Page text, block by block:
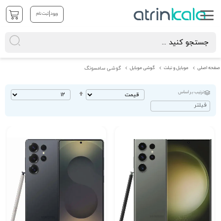
ورود|ثبت نام
صفحه اصلی موبایل و تبلت گوشی موبایل گوشی سامسونگ
تنظیم
بصورت
ترتیب بر اساس
فیلتر